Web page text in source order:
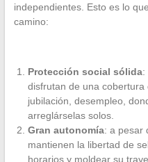
independientes. Esto es lo
camino:
Protección social sólida:
disfrutan de una cobertura
jubilación, desempleo,
arreglárselas solos.
Gran autonomía: a pesar
mantienen la libertad de
horarios y moldear su